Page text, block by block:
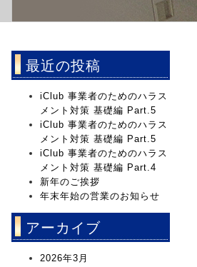
最近の投稿
iClub 事業者のためのハラス
メント対策 基礎編 Part.5
iClub 事業者のためのハラス
メント対策 基礎編 Part.5
iClub 事業者のためのハラス
メント対策 基礎編 Part.4
新年のご挨拶
年末年始の営業のお知らせ
アーカイブ
2026年3月